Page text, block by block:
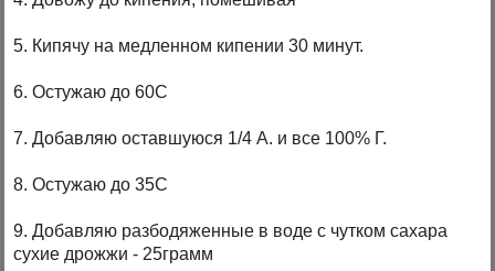
5. Кипячу на медленном кипении 30 минут.
6. Остужаю до 60С
7. Добавляю оставшуюся 1/4 А. и все 100% Г.
8. Остужаю до 35С
9. Добавляю разбодяженные в воде с чутком сахара
сухие дрожжи - 25грамм